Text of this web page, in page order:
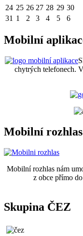
24 25 26 27 28 29 30
31 1 2 3 4 5 6
Mobilní
chytrých telefonech.
Mobilní rozhlas
Mobilní rozhlas nám
z obce přímo
Skupina ČEZ